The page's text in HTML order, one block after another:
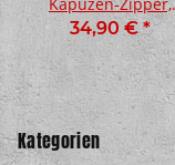
Kapuzen-Zipper,
schwarz 2xl
34,90 €*
Kategorien